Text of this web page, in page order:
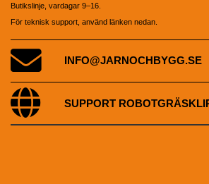
Butikslinje, vardagar 9–16.
För teknisk support, använd länken nedan.
INFO@JARNOCHBYGG.SE
SUPPORT